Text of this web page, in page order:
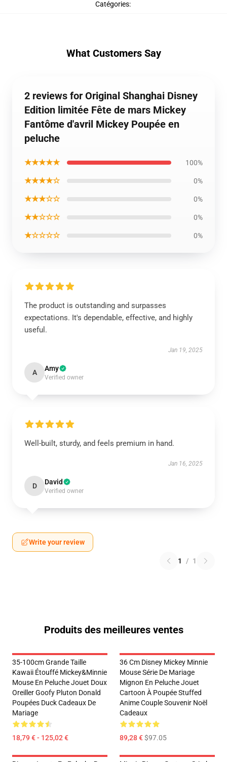
Catégories:
What Customers Say
2 reviews for Original Shanghai Disney
Edition limitée Fête de mars Mickey
Fantôme d'avril Mickey Poupée en
peluche
★★★★★ 100%
★★★★☆ 0%
★★★☆☆ 0%
★★☆☆☆ 0%
★☆☆☆☆ 0%
The product is outstanding and surpasses
expectations. It's dependable, effective, and highly
useful.
Jan 19, 2025
A Amy
Verified owner
Well-built, sturdy, and feels premium in hand.
Jan 16, 2025
D David
Verified owner
Write your review
1 / 1
Produits des meilleures ventes
35-100cm Grande Taille
Kawaii Étouffé Mickey&Minnie
Mouse En Peluche Jouet Doux
Oreiller Goofy Pluton Donald
Poupées Duck Cadeaux De
Mariage
18,79 € - 125,02 €
36 Cm Disney Mickey Minnie
Mouse Série De Mariage
Mignon En Peluche Jouet
Cartoon À Poupée Stuffed
Anime Couple Souvenir Noël
Cadeaux
89,28 €$97.05